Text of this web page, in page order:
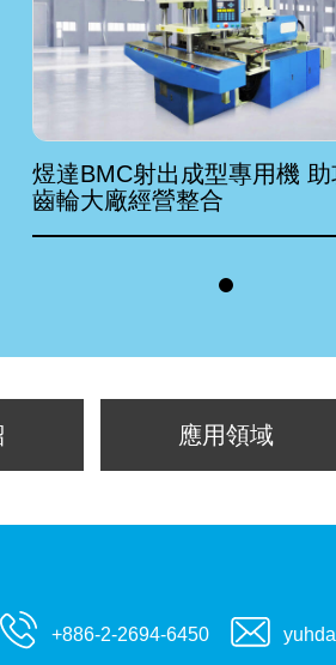
煜達BMC射出成型專用機 助
齒輪大廠經營整合
應用領域
+886-2-2694-6450